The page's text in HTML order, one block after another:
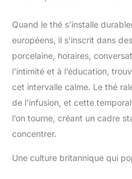
Quand le thé s’installe
européens, il s’inscrit dans
porcelaine, horaires,
l’intimité et à l’éducation,
cet intervalle calme. Le thé
de l’infusion, et cette
l’on tourne, créant un cadre
concentrer.
Une culture britannique qui